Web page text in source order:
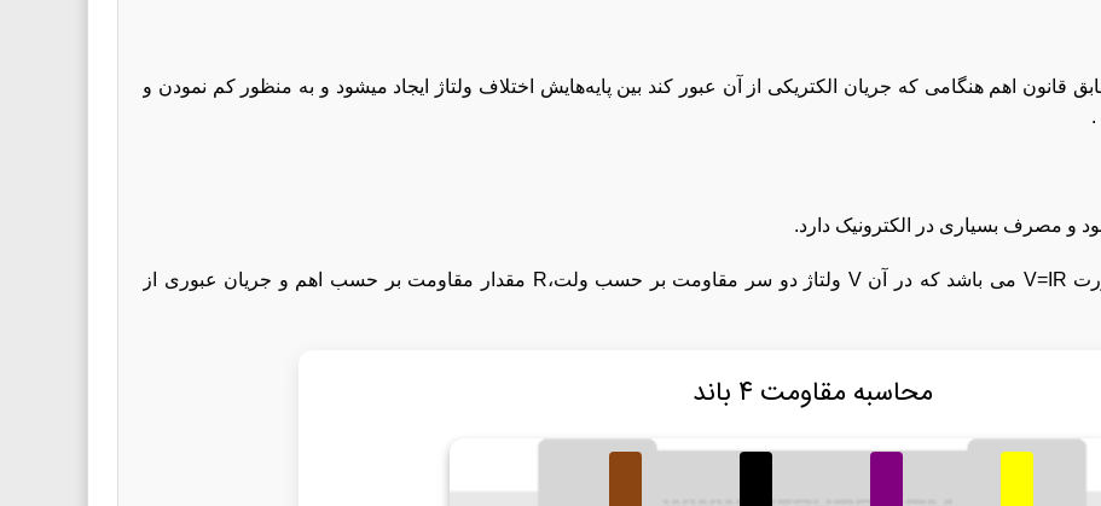
اهم هنگامی که جریان الکتریکی از آن عبور کند بین پایه‌هایش اختلاف ولتاژ ایجاد میشود و به منظور کم نمودن و
.
و مصرف بسیاری در الکترونیک دارد.
رابطه بین ولتاژ ،جریان و مقدار مقاومت به صورت V=IR می باشد که در آن V ولتاژ دو سر مقاومت بر حسب ولت،R مقدار مقاومت بر حسب اهم و جریان عبوری از
محاسبه مقاومت ۴ باند